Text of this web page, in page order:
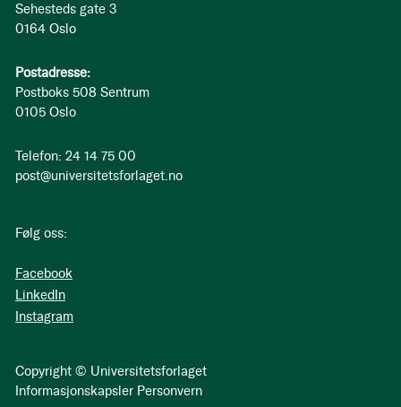
Sehesteds gate 3
0164 Oslo
Postadresse:
Postboks 508 Sentrum
0105 Oslo
Telefon: 24 14 75 00
post@universitetsforlaget.no
Følg oss:
Facebook
LinkedIn
Instagram
Copyright © Universitetsforlaget
Informasjonskapsler Personvern